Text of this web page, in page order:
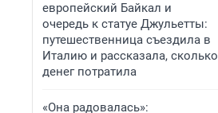
европейский Байкал и
очередь к статуе Джульетты:
путешественница съездила в
Италию и рассказала, сколько
денег потратила
«Она радовалась»: